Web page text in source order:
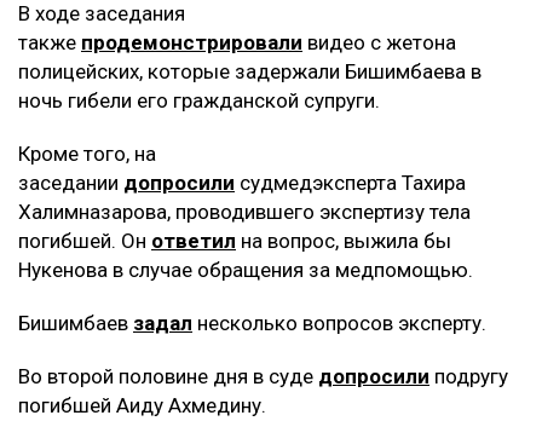
В ходе заседания
также продемонстрировали видео с жетона
полицейских, которые задержали Бишимбаева в
ночь гибели его гражданской супруги.
Кроме того, на
заседании допросили судмедэксперта Тахира
Халимназарова, проводившего экспертизу тела
погибшей. Он ответил на вопрос, выжила бы
Нукенова в случае обращения за медпомощью.
Бишимбаев задал несколько вопросов эксперту.
Во второй половине дня в суде допросили подругу
погибшей Аиду Ахмедину.